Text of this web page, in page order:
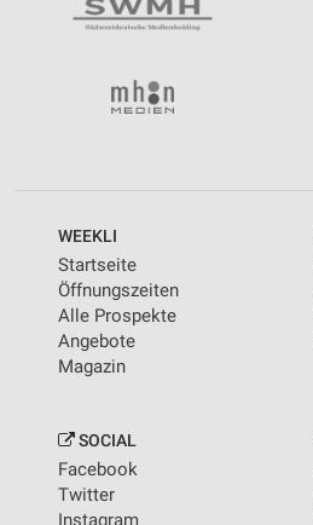
WEEKLI
Startseite
Öffnungszeiten
Alle Prospekte
Angebote
Magazin
SOCIAL
Facebook
Twitter
Instagram